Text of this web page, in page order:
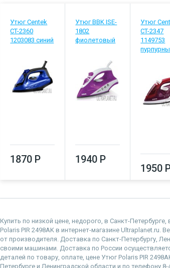
Утюг Centek
CT-2360
1203083 синий
1870 Р
Утюг BBK ISE-
1802
фиолетовый
1940 Р
Утюг
CT-2347
1149753
1950
Купить по низкой цене, недорого, в Санкт-
Polaris PIR 2498AK в интернет-магазине
от производителя. Доставка по Санкт-Петербургу,
своими машинами. Доставка по России
деталей по товару, оплате, цене Утюг Polaris PIR
Петербурге и Ленинградской области и по телефону